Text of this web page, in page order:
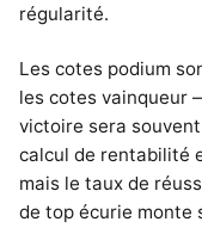
régularité.
Les cotes podium
les cotes vainqueur
victoire sera souvent
calcul de rentabilité
mais le taux de
de top écurie monte